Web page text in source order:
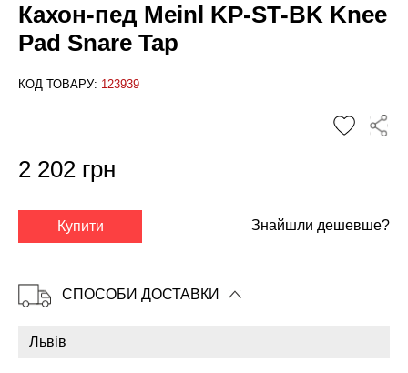
Кахон-пед Meinl KP-ST-BK Knee
Pad Snare Tap
КОД ТОВАРУ: 123939
✕
2 202 грн
Купити Знайшли дешевше?
СПОСОБИ ДОСТАВКИ